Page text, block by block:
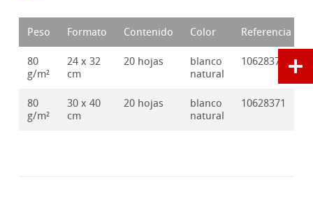
Peso Formato Contenido Color Referencia
80
g/m²
24 x 32
cm
20 hojas
blanco
natural
10628370
80
g/m²
30 x 40
cm
20 hojas
blanco
natural
10628371